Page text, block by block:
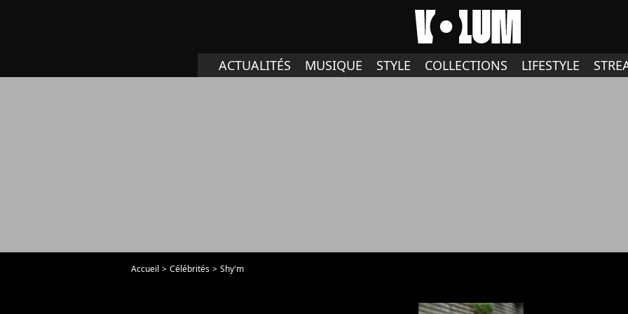
ACTUALITÉS MUSIQUE STYLE COLLECTIONS LIFESTYLE
Accueil Célébrités Shy'm